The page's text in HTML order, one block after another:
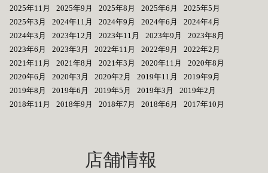
2025年11月
2025年9月 2025年8月 2025年6月
2025年5月
2025年3月
2024年11月 2024年9月 2024年6月
2024年4月
2024年3月
2023年12月 2023年11月 2023年9月
2023年8月
2023年6月
2023年3月 2022年11月 2022年9月
2022年2月
2021年11月
2021年8月 2021年3月 2020年11月
2020年8月
2020年6月
2020年3月 2020年2月 2019年11月
2019年9月
2019年8月
2019年6月 2019年5月 2019年3月
2019年2月
2018年11月
2018年9月 2018年7月 2018年6月 2017年10月
店舗情報